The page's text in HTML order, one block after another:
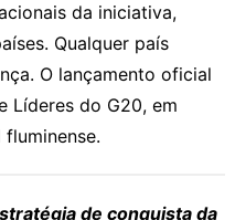
da iniciativa,
Qualquer país
O lançamento oficial
Líderes do G20, em
de conquista da